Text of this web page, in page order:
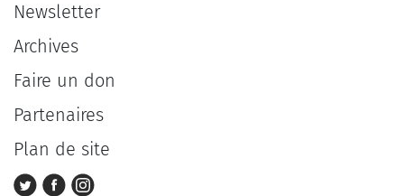
Newsletter
Archives
Faire un don
Partenaires
Plan de site